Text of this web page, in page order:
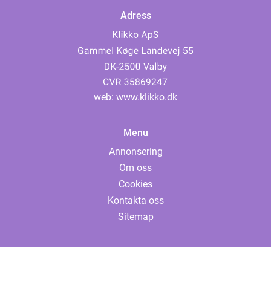
Adress
web: www.klikko.dk
Menu
Annonsering
Om oss
Cookies
Kontakta oss
Sitemap